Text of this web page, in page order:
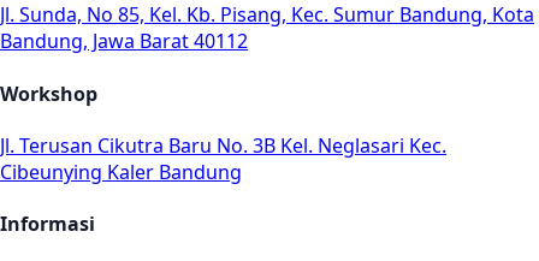
Jl. Sunda, No 85, Kel. Kb. Pisang, Kec. Sumur Bandung, Kota
Bandung, Jawa Barat 40112
Workshop
Jl. Terusan Cikutra Baru No. 3B Kel. Neglasari Kec.
Cibeunying Kaler Bandung
Informasi